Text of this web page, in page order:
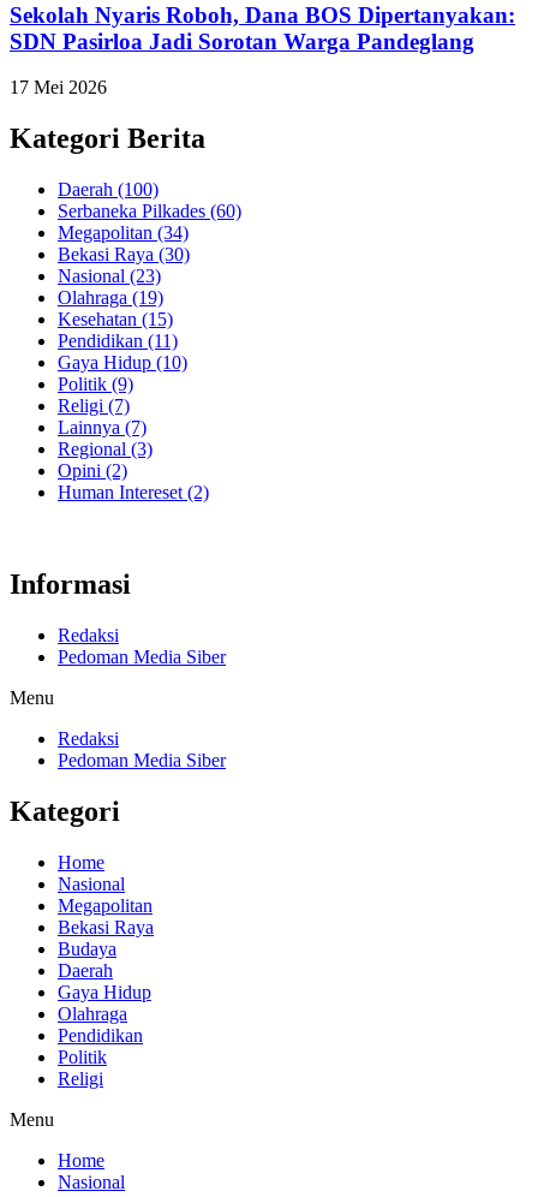
Sekolah Nyaris Roboh, Dana BOS Dipertanyakan:
SDN Pasirloa Jadi Sorotan Warga Pandeglang
17 Mei 2026
Kategori Berita
Daerah (100)
Serbaneka Pilkades (60)
Megapolitan (34)
Bekasi Raya (30)
Nasional (23)
Olahraga (19)
Kesehatan (15)
Pendidikan (11)
Gaya Hidup (10)
Politik (9)
Religi (7)
Lainnya (7)
Regional (3)
Opini (2)
Human Intereset (2)
Informasi
Redaksi
Pedoman Media Siber
Menu
Redaksi
Pedoman Media Siber
Kategori
Home
Nasional
Megapolitan
Bekasi Raya
Budaya
Daerah
Gaya Hidup
Olahraga
Pendidikan
Politik
Religi
Menu
Home
Nasional